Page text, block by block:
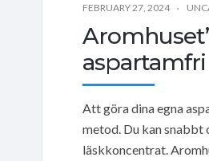
FEBRUARY 27, 2024
aspartamfri
Att göra dina egna
metod. Du kan snabbt
läskkoncentrat.